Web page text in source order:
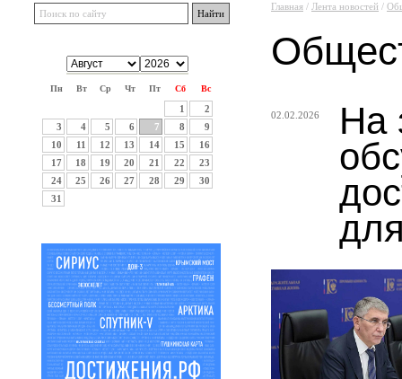
Пн Вт Ср Чт Пт Сб Вс
1
2
3
4 5 6 7 8
9
10
11 12 13 14 15
16
17
18 19 20 21 22
23
24
25 26 27 28 29
30
31
Главная / Лента новостей /
02.02.2026
На